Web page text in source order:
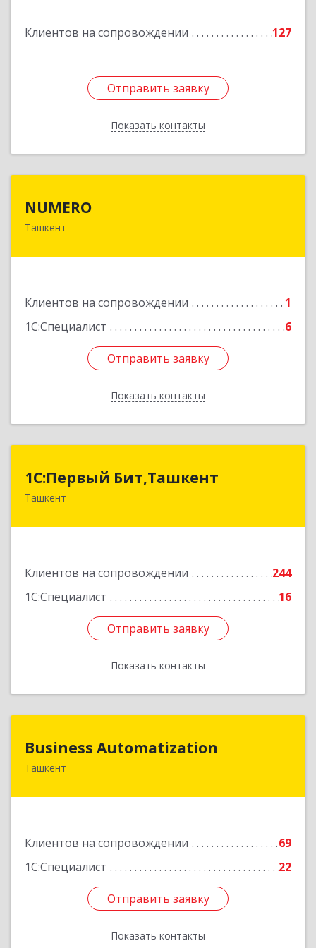
Клиентов на сопровождении 127
Отправить заявку
Показать контакты
Отправить заявку
Назад
NUMERO
Ташкент
Клиентов на сопровождении
1
1С:Специалист
6
Отправить заявку
Показать контакты
УЗБЕКИСТАН , г. Ташкент, Хамзинский район,
Отправить заявку
Назад
1C:Первый Бит,Ташкент
Ташкент
Клиентов на сопровождении
244
1С:Специалист
16
Отправить заявку
Показать контакты
1C:Первый Бит,Ташкент
г. Ташкент, Мирабадский район, ул. Афросиаб,
Отправить заявку
Назад
Business Automatization
Ташкент
Клиентов на сопровождении
69
1С:Специалист
22
Отправить заявку
Показать контакты
Узбекистан, г. Ташкент, Мирабадский район,
Отправить заявку
Назад